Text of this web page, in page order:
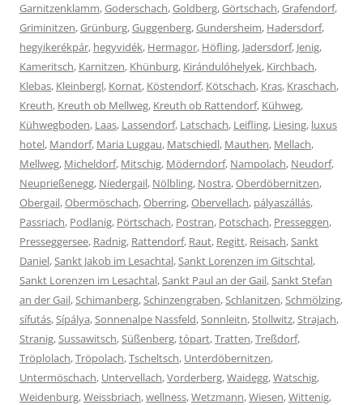
Garnitzenklamm,Goderschach,Goldberg,Görtschach,Grafendorf,
Griminitzen,Grünburg,Guggenberg,Gundersheim, Hadersdorf,
hegyikerékpár, hegyvidék, Hermagor, Höfling, Jadersdorf, Jenig,
Kameritsch, Karnitzen, Khünburg, Kirándulóhelyek, Kirchbach,
Klebas, Kleinbergl, Kornat, Köstendorf, Kötschach, Kras, Kraschach,
Kreuth, Kreuth ob Mellweg, Kreuth ob Rattendorf, Kühweg,
Kühwegboden, Laas, Lassendorf, Latschach, Leifling, Liesing, luxus
hotel, Mandorf, Maria Luggau, Matschiedl, Mauthen, Mellach,
Mellweg, Micheldorf, Mitschig, Möderndorf, Nampolach, Neudorf,
Neuprießenegg, Niedergail, Nölbling, Nostra,Oberdöbernitzen,
Obergail,Obermöschach,Oberring,Obervellach, pályaszállás,
Passriach, Podlanig, Pörtschach, Postran, Potschach, Presseggen,
Presseggersee, Radnig, Rattendorf, Raut, Regitt, Reisach,Sankt
Daniel,Sankt Jakob im Lesachtal,Sankt Lorenzen im Gitschtal,
Sankt Lorenzen im Lesachtal,Sankt Paul an der Gail,Sankt Stefan
an der Gail,Schimanberg,Schinzengraben,Schlanitzen,Schmölzing,
sífutás,Sípálya,Sonnenalpe Nassfeld,Sonnleitn,Stollwitz,Strajach,
Stranig,Sussawitsch,Süßenberg,tópart,Tratten,Treßdorf,
Tröplolach,Tröpolach,Tscheltsch, Unterdöbernitzen,
Untermöschach, Untervellach,Vorderberg,Waidegg,Watschig,
Weidenburg,Weissbriach,wellness,Wetzmann,Wiesen,Wittenig,